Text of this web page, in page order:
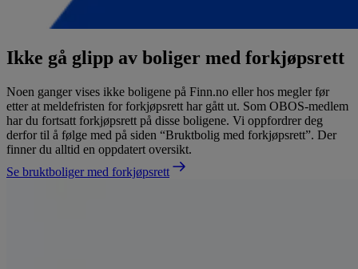
Ikke gå glipp av boliger med forkjøpsrett
Noen ganger vises ikke boligene på Finn.no eller hos megler før
etter at meldefristen for forkjøpsrett har gått ut. Som OBOS-medlem
har du fortsatt forkjøpsrett på disse boligene. Vi oppfordrer deg
derfor til å følge med på siden “Bruktbolig med forkjøpsrett”. Der
finner du alltid en oppdatert oversikt.
Se bruktboliger med forkjøpsrett